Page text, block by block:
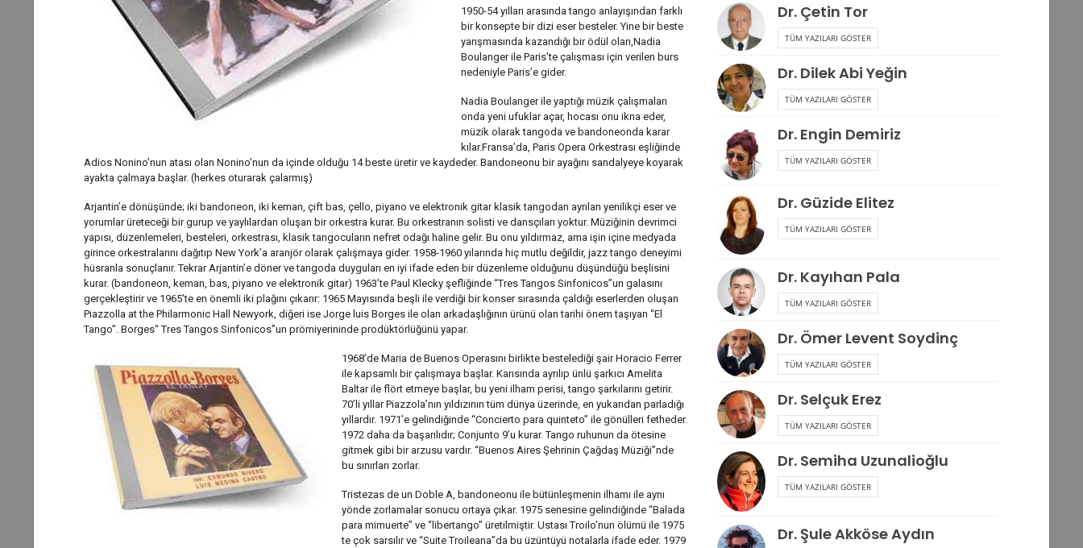
1950-54 yılları arasında tango anlayışından farklı
bir konsepte bir dizi eser besteler. Yine bir beste
yarışmasında kazandığı bir ödül olan,Nadia
Boulanger ile Paris’te çalışması için verilen burs
nedeniyle Paris’e gider.
Nadia Boulanger ile yaptığı müzik çalışmaları
onda yeni ufuklar açar, hocası onu ikna eder,
müzik olarak tangoda ve bandoneonda karar
kılar.Fransa’da, Paris Opera Orkestrası eşliğinde
Adios Nonino’nun atası olan Nonino’nun da içinde olduğu 14 beste üretir ve kaydeder. Bandoneonu bir ayağını sandalyeye koyarak
ayakta çalmaya başlar. (herkes oturarak çalarmış)
Arjantin’e dönüşünde; iki bandoneon, iki keman, çift bas, çello, piyano ve elektronik gitar klasik tangodan ayrılan yenilikçi eser ve
yorumlar üreteceği bir gurup ve yaylılardan oluşan bir orkestra kurar. Bu orkestranın solisti ve dansçıları yoktur. Müziğinin devrimci
yapısı, düzenlemeleri, besteleri, orkestrası, klasik tangocuların nefret odağı haline gelir. Bu onu yıldırmaz, ama işin içine medyada
girince orkestralarını dağıtıp New York’a aranjör olarak çalışmaya gider. 1958-1960 yılarında hiç mutlu değildir, jazz tango deneyimi
hüsranla sonuçlanır. Tekrar Arjantin’e döner ve tangoda duyguları en iyi ifade eden bir düzenleme olduğunu düşündüğü beşlisini
kurar. (bandoneon, keman, bas, piyano ve elektronik gitar) 1963’te Paul Klecky şefliğinde “Tres Tangos Sinfonicos”un galasını
gerçekleştirir ve 1965’te en önemli iki plağını çıkarır: 1965 Mayısında beşli ile verdiği bir konser sırasında çaldığı eserlerden oluşan
Piazzolla at the Philarmonic Hall Newyork, diğeri ise Jorge luis Borges ile olan arkadaşlığının ürünü olan tarihi önem taşıyan “El
Tango”. Borges“ Tres Tangos Sinfonicos”un prömiyerininde prodüktörlüğünü yapar.
1968’de Maria de Buenos Operasını birlikte bestelediği şair Horacio Ferrer
ile kapsamlı bir çalışmaya başlar. Karısında ayrılıp ünlü şarkıcı Amelita
Baltar ile flört etmeye başlar, bu yeni ilham perisi, tango şarkılarını getirir.
70’li yıllar Piazzola’nın yıldızının tüm dünya üzerinde, en yukarıdan parladığı
yıllardır. 1971’e gelindiğinde “Concierto para quinteto” ile gönülleri fetheder.
1972 daha da başarılıdır; Conjunto 9’u kurar. Tango ruhunun da ötesine
gitmek gibi bir arzusu vardır. “Buenos Aires Şehrinin Çağdaş Müziği”nde
bu sınırları zorlar.
Tristezas de un Doble A, bandoneonu ile bütünleşmenin ilhamı ile aynı
yönde zorlamalar sonucu ortaya çıkar. 1975 senesine gelindiğinde “Balada
para mimuerte” ve “libertango” üretilmiştir. Ustası Troilo’nun ölümü ile 1975
te çok sarsılır ve “Suite Troileana”da bu üzüntüyü notalarla ifade eder. 1979
Dr. Çetin Tor
TÜM YAZILARI GÖSTER
Dr. Dilek Abi Yeğin
TÜM YAZILARI GÖSTER
Dr. Engin Demiriz
TÜM YAZILARI GÖSTER
Dr. Güzide Elitez
TÜM YAZILARI GÖSTER
Dr. Kayıhan Pala
TÜM YAZILARI GÖSTER
Dr. Ömer Levent Soydinç
TÜM YAZILARI GÖSTER
Dr. Selçuk Erez
TÜM YAZILARI GÖSTER
Dr. Semiha Uzunalioğlu
TÜM YAZILARI GÖSTER
Dr. Şule Akköse Aydın